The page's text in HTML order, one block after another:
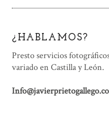
¿HABLAMOS?
Presto servicios
variado en Castilla y León.